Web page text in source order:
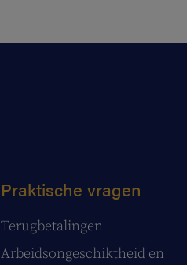
Praktische vragen
Terugbetalingen
Arbeidsongeschiktheid en